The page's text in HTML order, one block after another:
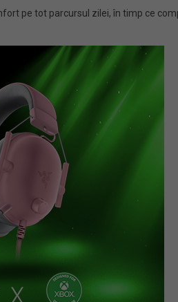
pe tot parcursul zilei, în timp ce